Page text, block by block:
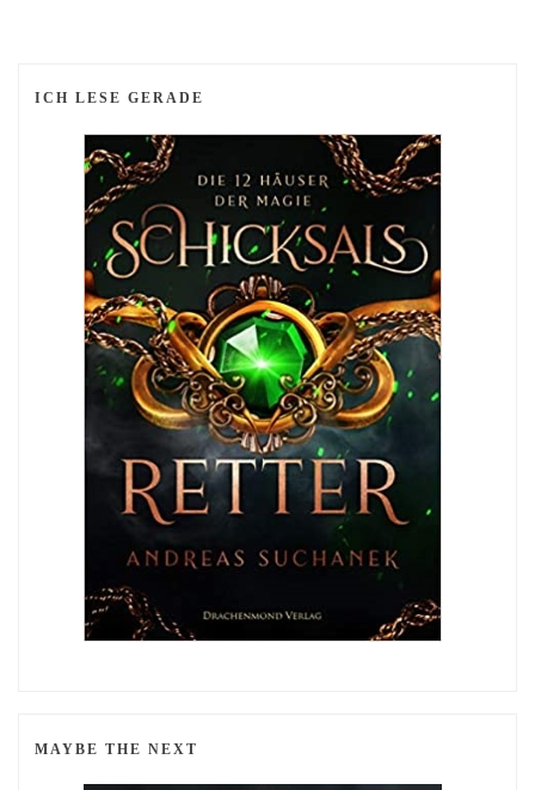
ICH LESE GERADE
MAYBE THE NEXT